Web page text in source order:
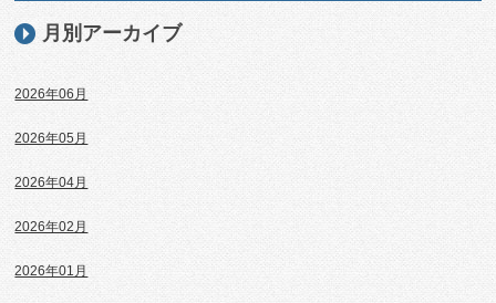
月別アーカイブ
2026年06月
2026年05月
2026年04月
2026年02月
2026年01月